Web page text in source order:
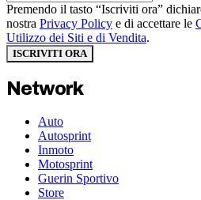
Premendo il tasto “Iscriviti ora”
nostra Privacy Policy e di accettare le
Utilizzo dei Siti e di Vendita.
ISCRIVITI ORA
Network
Auto
Autosprint
Inmoto
Motosprint
Guerin Sportivo
Store